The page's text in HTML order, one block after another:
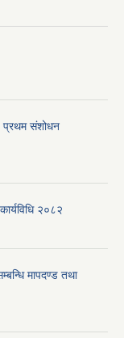
प्रथम संशोधन
२०८२
मापदण्ड तथा